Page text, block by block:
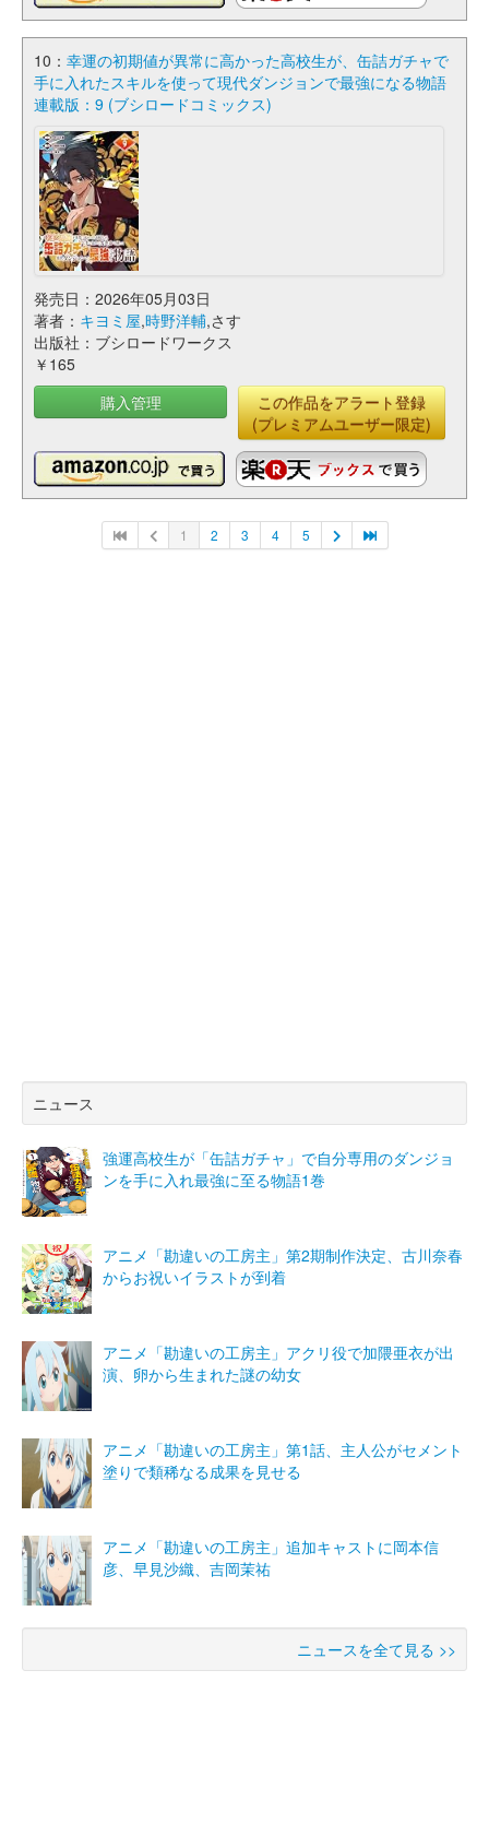
10： 幸運の初期値が異常に高かった高校生が、缶詰ガチャで
手に入れたスキルを使って現代ダンジョンで最強になる物語
連載版：9 (ブシロードコミックス)
発売日：2026年05月03日
著者： キヨミ屋,時野洋輔,さす
出版社：ブシロードワークス
￥165
購入管理
この作品をアラート登録
(プレミアムユーザー限定)
1 2 3 4 5
ニュース
強運高校生が「缶詰ガチャ」で自分専用のダンジョ
ンを手に入れ最強に至る物語1巻
アニメ「勘違いの工房主」第2期制作決定、古川奈春
からお祝いイラストが到着
アニメ「勘違いの工房主」アクリ役で加隈亜衣が出
演、卵から生まれた謎の幼女
アニメ「勘違いの工房主」第1話、主人公がセメント
塗りで類稀なる成果を見せる
アニメ「勘違いの工房主」追加キャストに岡本信
彦、早見沙織、吉岡茉祐
ニュースを全て見る >>